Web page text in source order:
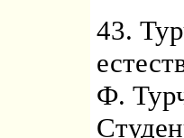
43.
Ф.